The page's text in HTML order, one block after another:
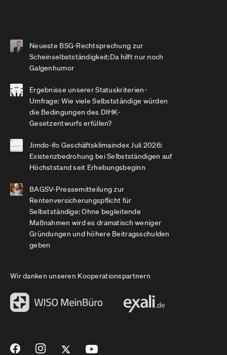
Neueste BSG-Rechtsprechung zur
Scheinselbstständigkeit:Da hilft nur noch
Galgenhumor
Ergebnisse unserer Statuskriterien-
Umfrage: Wie viele Selbstständige würden
die Bedingungen des DIHK-
Gesetzentwurfs erfüllen?
Jimdo-ifo Geschäftsklimaindex Juli 2026:
Existenzbedrohung bei Selbstständigen auf
Höchststand seit Erhebungsbeginn
BAGSV-Pressemitteilung zur
Rentenversicherungspflicht für
Selbstständige: Ohne begleitende
Maßnahmen wird es dramatisch weniger
Gründungen und höhere Beitragsschulden
geben
Wir danken unseren Kooperationspartnern